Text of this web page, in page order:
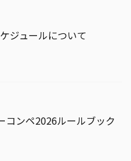
ジュールについて
コンペ2026ルールブック